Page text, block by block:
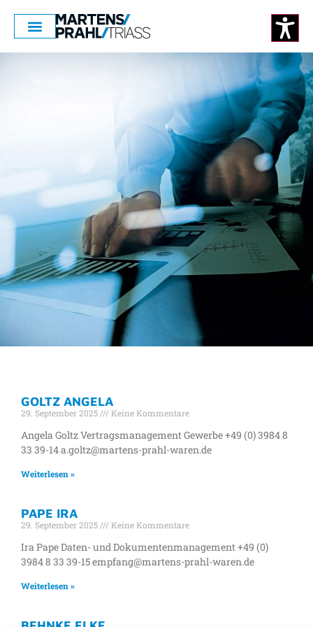
WAREN
GOLTZ ANGELA
29. September 2025 Keine Kommentare
Angela Goltz Vertragsmanagement Gewerbe +49 (0) 3984 8
33 39-14 a.goltz@martens-prahl-waren.de
Weiterlesen »
PAPE IRA
29. September 2025 Keine Kommentare
Ira Pape Daten- und Dokumentenmanagement +49 (0)
3984 8 33 39-15 empfang@martens-prahl-waren.de
Weiterlesen »